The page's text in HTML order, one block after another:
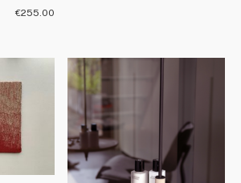
€255.00